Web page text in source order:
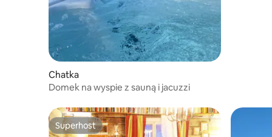
Chatka
Domek na wyspie z sauną i jacuzzi
Superhost
Superhost